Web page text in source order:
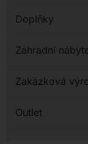
Doplňky
Zahradní
Zakázková
Outlet